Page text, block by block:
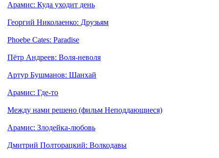
Арамис: Куда уходит день
Георгий Николаенко: Друзьям
Phoebe Cates: Paradise
Пётр Андреев: Воля-неволя
Артур Бушманов: Шанхай
Арамис: Где-то
Между нами решено (фильм Неподдающиеся)
Арамис: Злодейка-любовь
Дмитрий Полторацкий: Волкодавы